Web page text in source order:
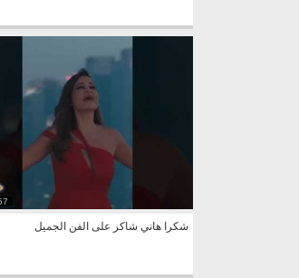
شكرا هاني شاكر على الفن الجميل